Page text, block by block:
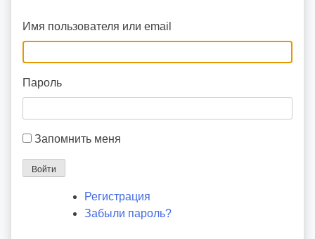
Имя пользователя или email
Пароль
Запомнить меня
Войти
Регистрация
Забыли пароль?